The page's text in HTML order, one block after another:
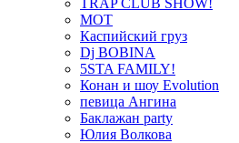
TRAP CLUB SHOW!
МОТ
Каспийский груз
Dj BOBINA
5STA FAMILY!
Конан и шоу Evolution
певица Ангина
Баклажан party
Юлия Волкова